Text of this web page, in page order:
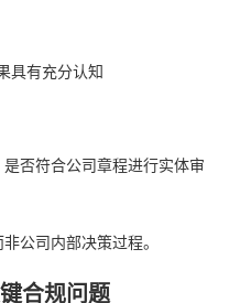
具有充分认知
否符合公司章程进行实体审
公司内部决策过程。
合规问题